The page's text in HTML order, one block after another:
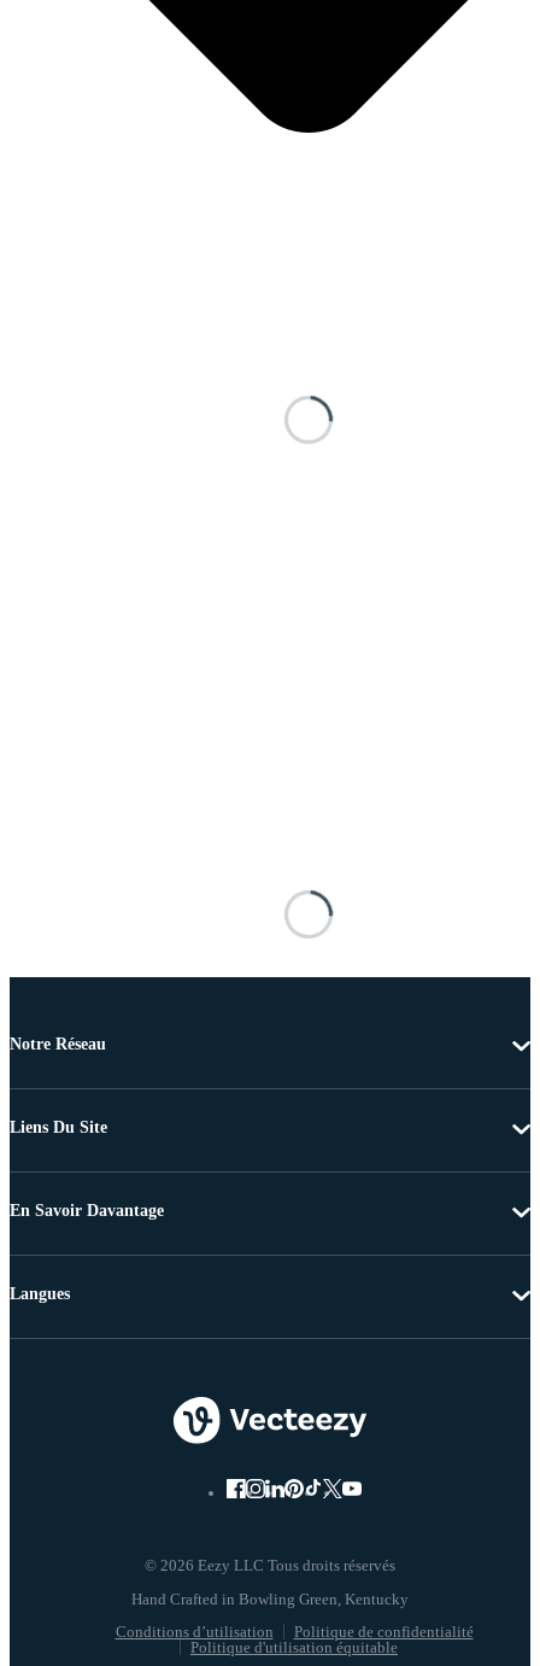
Notre Réseau
Liens Du Site
En Savoir Davantage
© 2026 Eezy LLC Tous droits réservés
Conditions d’utilisation
Politique de confidentialité
Politique d'utilisation équitable
Langues